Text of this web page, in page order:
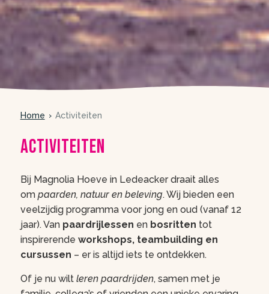
Home Activiteiten
Activiteiten
Bij Magnolia Hoeve in Ledeacker draait alles
ompaarden, natuur en beleving. Wij bieden een
veelzijdig programma voor jong en oud (vanaf 12
jaar). Van paardrijlessen en bosritten tot
inspirerende workshops, teambuilding en
cursussen – er is altijd iets te ontdekken.
Of je nu wilt leren paardrijden, samen met je